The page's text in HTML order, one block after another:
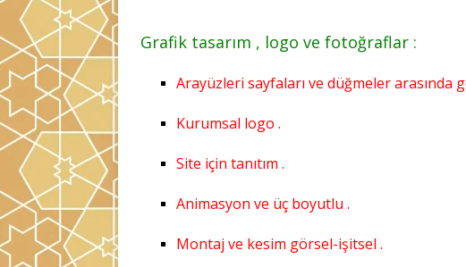
Grafik tasarım , logo ve fotoğraflar :
Arayüzleri sayfaları ve düğmeler arasında
Kurumsal logo .
Site için tanıtım .
Animasyon ve üç boyutlu .
Montaj ve kesim görsel-işitsel .